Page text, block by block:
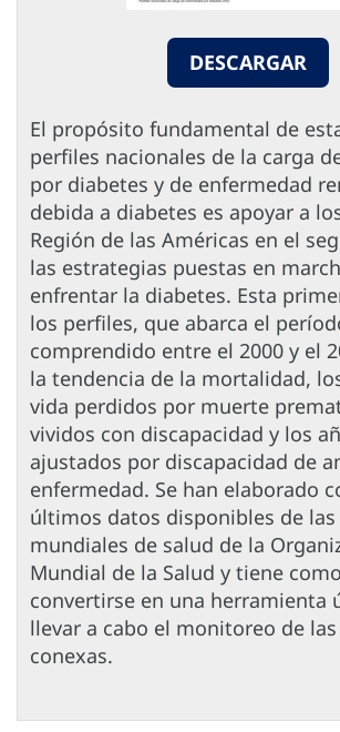
DESCARGAR
El propósito fundamental de
perfiles nacionales de la carga
por diabetes y de enfermedad
debida a diabetes es apoyar a
Región de las Américas en el
las estrategias puestas en
enfrentar la diabetes. Esta
los perfiles, que abarca el
comprendido entre el 2000 y el
la tendencia de la mortalidad,
vida perdidos por muerte
vividos con discapacidad y los
ajustados por discapacidad de
enfermedad. Se han elaborado
últimos datos disponibles de
mundiales de salud de la
Mundial de la Salud y tiene
convertirse en una herramienta
llevar a cabo el monitoreo de
conexas.